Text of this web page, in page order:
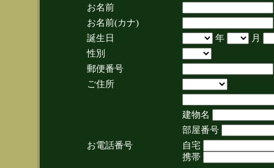
お名前
お名前(カナ)
誕生日
年
月
性別
郵便番号
ご住所
建物名
部屋番号
お電話番号
自宅
携帯